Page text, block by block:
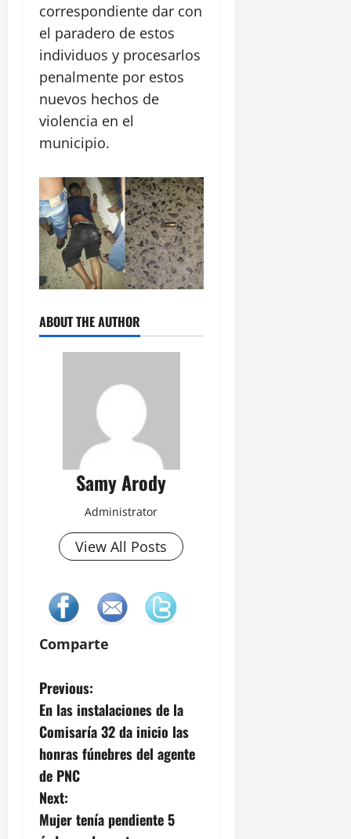
correspondiente dar con
el paradero de estos
individuos y procesarlos
penalmente por estos
nuevos hechos de
violencia en el
municipio.
ABOUT THE AUTHOR
Samy Arody
Administrator
View All Posts
Comparte
P
o
s
t
n
Previous:
En las instalaciones de la
Comisaría 32 da inicio las
honras fúnebres del agente
de PNC
Next:
Mujer tenía pendiente 5